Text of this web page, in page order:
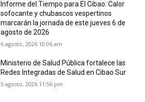
Informe del Tiempo para El Cibao: Calor
sofocante y chubascos vespertinos
marcarán la jornada de este jueves 6 de
agosto de 2026
6 agosto, 2026 10:06 am
Ministerio de Salud Pública fortalece las
Redes Integradas de Salud en Cibao Sur
5 agosto, 2026 11:56 pm